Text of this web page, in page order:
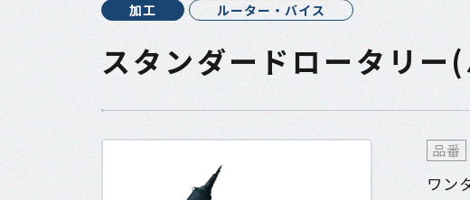
加工 ルーター・バイス
スタンダードロータリー
品番
ワン